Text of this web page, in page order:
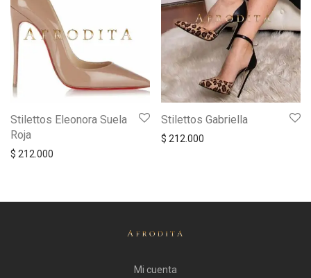
Stilettos Eleonora Suela
Roja
$ 212.000
Stilettos Gabriella
$ 212.000
Mi cuenta